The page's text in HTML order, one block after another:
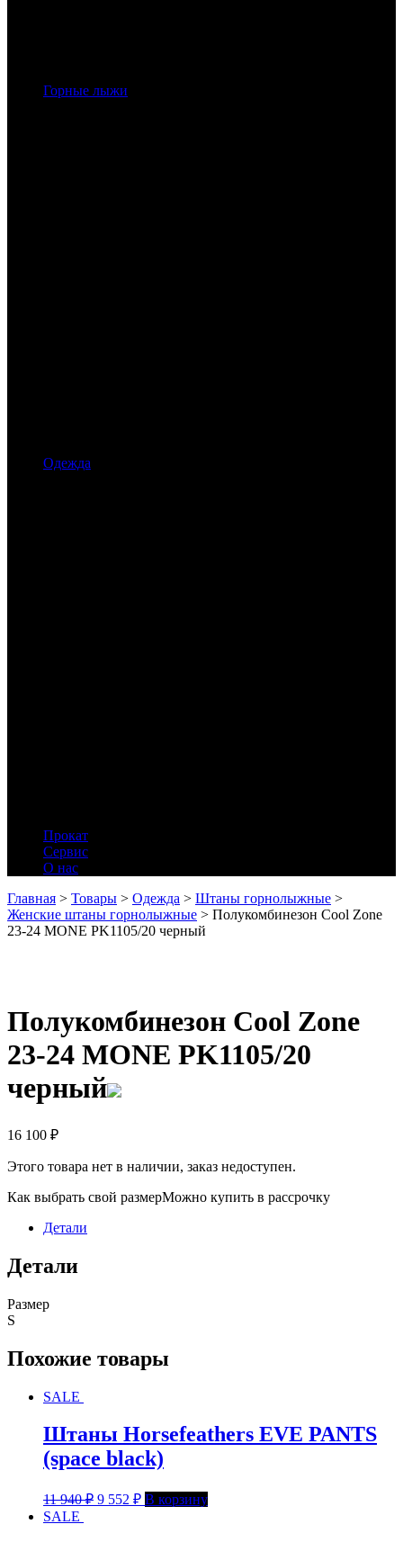
Горные лыжи
Одежда
Прокат
Сервис
О нас
Главная > Товары > Одежда > Штаны горнолыжные >
Женские штаны горнолыжные > Полукомбинезон Cool Zone
23-24 MONE PK1105/20 черный
Полукомбинезон Cool Zone
23-24 MONE PK1105/20
черный
16 100 ₽
Этого товара нет в наличии, заказ недоступен.
Как выбрать свой размерМожно купить в рассрочку
Детали
Детали
Размер
S
Похожие товары
SALE
Штаны Horsefeathers EVE PANTS
(space black)
11 940₽ 9 552 ₽ В корзину
SALE